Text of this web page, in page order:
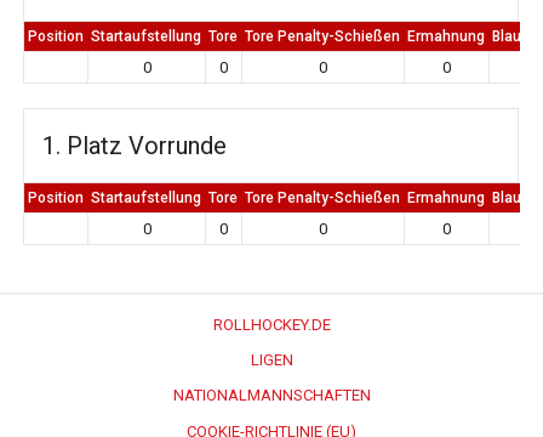
Position Startaufstellung Tore Tore Penalty-Schießen Ermahnung Blaue
0 0 0 0
1. Platz Vorrunde
Position Startaufstellung Tore Tore Penalty-Schießen Ermahnung Blaue
0 0 0 0
ROLLHOCKEY.DE
LIGEN
NATIONALMANNSCHAFTEN
COOKIE-RICHTLINIE (EU)